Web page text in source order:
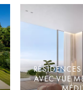
AVEC VUE